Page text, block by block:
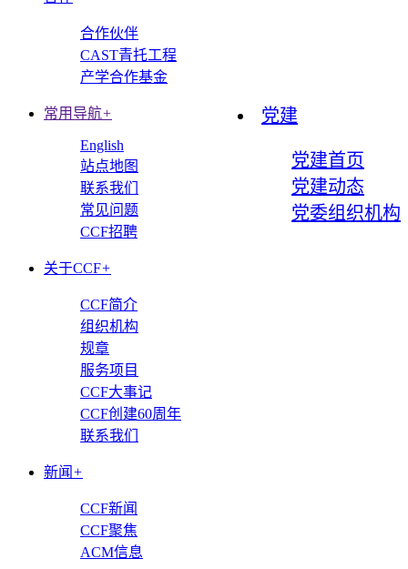
合作伙伴
CAST青托工程
产学合作基金
党建
党建首页
党建动态
党委组织机构
常用导航+
English
站点地图
联系我们
常见问题
CCF招聘
关于CCF+
CCF简介
组织机构
规章
服务项目
CCF大事记
CCF创建60周年
联系我们
新闻 +
CCF新闻
CCF聚焦
ACM信息